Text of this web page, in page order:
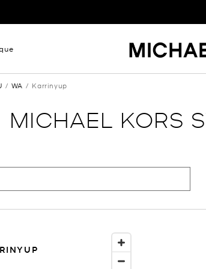
WA Karrinyup
MICHAEL KORS